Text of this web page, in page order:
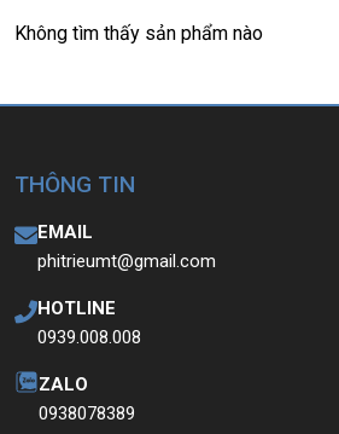
Không tìm thấy sản phẩm nào
THÔNG TIN
EMAIL
phitrieumt@gmail.com
HOTLINE
0939.008.008
ZALO
0938078389